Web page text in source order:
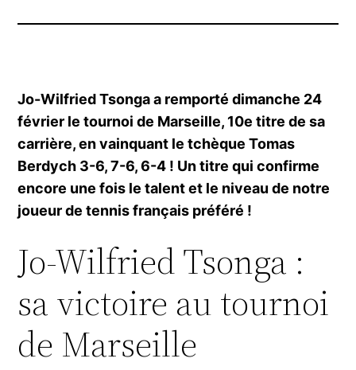
Jo-Wilfried Tsonga a remporté dimanche 24
février le tournoi de Marseille, 10e titre de sa
carrière, en vainquant le tchèque Tomas
Berdych 3-6, 7-6, 6-4 ! Un titre qui confirme
encore une fois le talent et le niveau de notre
joueur de tennis français préféré !
Jo-Wilfried Tsonga :
sa victoire au tournoi
de Marseille